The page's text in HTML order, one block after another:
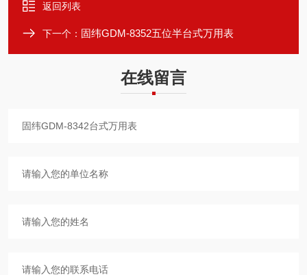
返回列表
下一个： 固纬GDM-8352五位半台式万用表
在线留言